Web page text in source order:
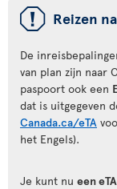
ü Reizen
De
van plan zijn naar
paspoort ook een
dat is uitgegeven
Canada.ca/eTA
het Engels).
Je kunt nu een